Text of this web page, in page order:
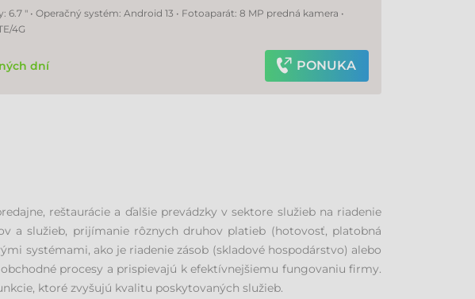
6.7 " • Operačný systém: Android 13 • Fotoaparát: 8 MP predná kamera •
4G
dní PONUKA
reštaurácie a ďalšie prevádzky v sektore služieb na riadenie
a služieb, prijímanie rôznych druhov platieb (hotovosť, platobná
systémami, ako je riadenie zásob (skladové hospodárstvo) alebo
procesy a prispievajú k efektívnejšiemu fungovaniu firmy.
ktoré zvyšujú kvalitu poskytovaných služieb.